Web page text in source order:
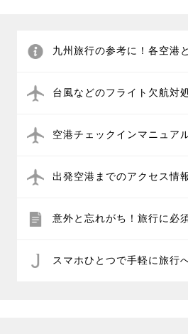
九州旅行の参考に！各空港
台風などのフライト欠航対
空港チェックインマニュア
出発空港までのアクセス情
意外と忘れがち！旅行に必
スマホひとつで手軽に旅行